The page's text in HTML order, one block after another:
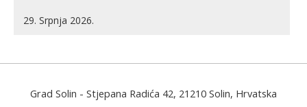
29. Srpnja 2026.
Grad Solin - Stjepana Radića 42, 21210 Solin, Hrvatska